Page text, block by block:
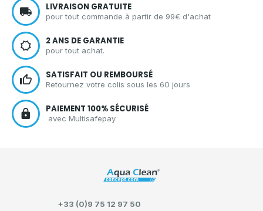
LIVRAISON GRATUITE
pour tout commande à partir de 99€ d'achat
2 ANS DE GARANTIE
pour tout achat.
SATISFAIT OU REMBOURSÉ
Retournez votre colis sous les 60 jours
PAIEMENT 100% SÉCURISÉ
avec Multisafepay
+33 (0)9 75 12 97 50